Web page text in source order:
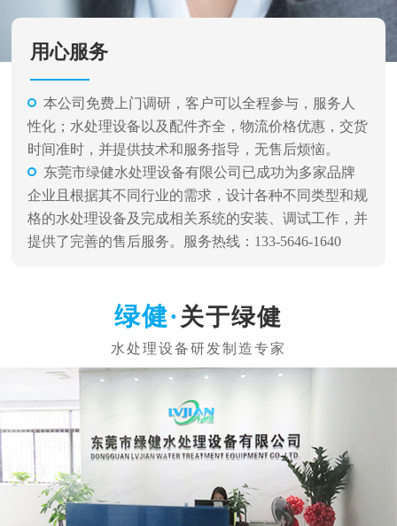
用心服务
本公司免费上门调研，客户可以全程参与，服务人
性化；水处理设备以及配件齐全，物流价格优惠，交货
时间准时，并提供技术和服务指导，无售后烦恼。
东莞市绿健水处理设备有限公司已成功为多家品牌
企业且根据其不同行业的需求，设计各种不同类型和规
格的水处理设备及完成相关系统的安装、调试工作，并
提供了完善的售后服务。服务热线：133-5646-1640
关于绿健